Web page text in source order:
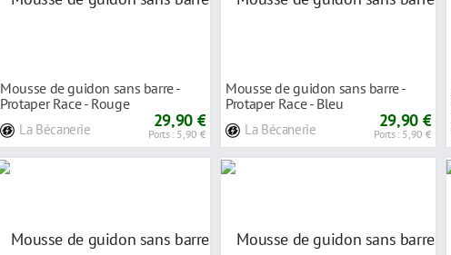
Mousse de guidon sans barre -
Protaper Race - Rouge
La Bécanerie 29,90 €
Ports : 5,90 €
Mousse de guidon sans barre -
Protaper Race - Bleu
La Bécanerie 29,90 €
Ports : 5,90 €